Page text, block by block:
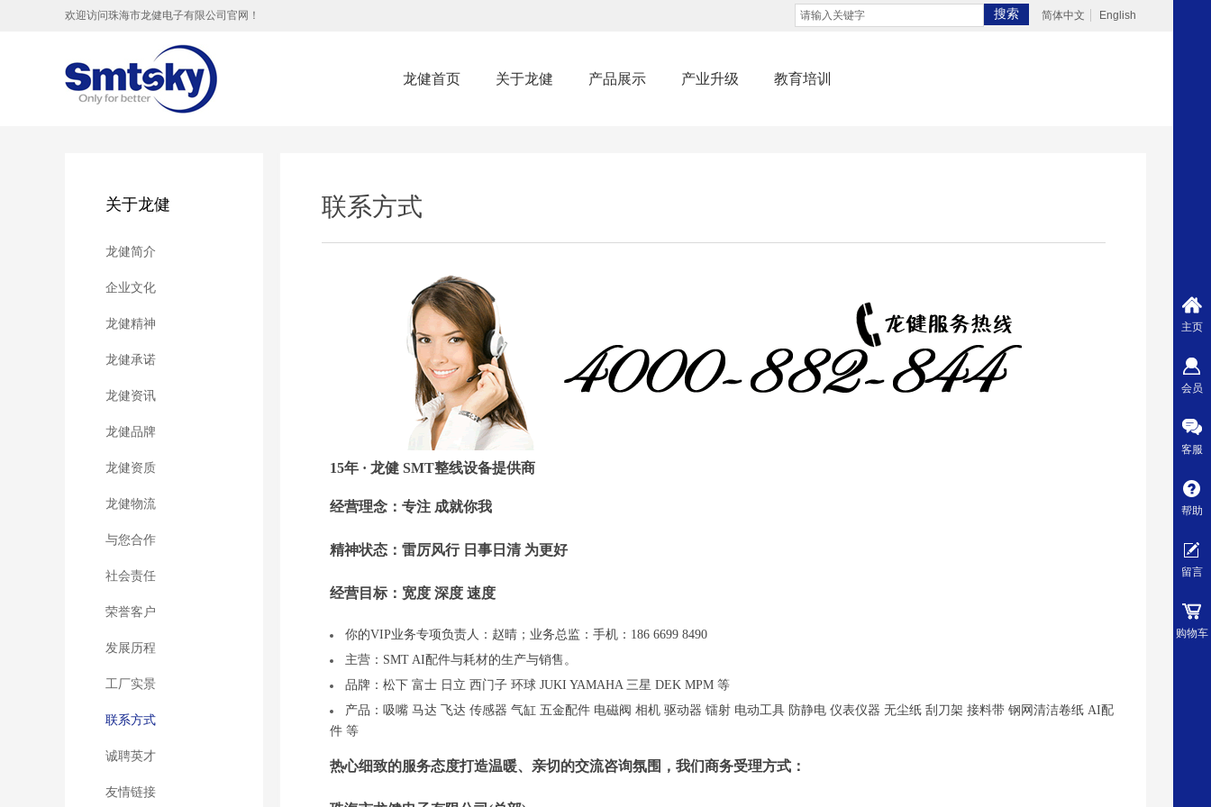
欢迎访问珠海市龙健电子有限公司官网！ 简体中文 English
龙健首页 关于龙健 产品展示 产业升级 教育培训
搜索
龙健简介
企业文化
龙健精神
龙健承诺
龙健资讯
龙健品牌
龙健资质
龙健物流
与您合作
社会责任
荣誉客户
发展历程
工厂实景
联系方式
诚聘英才
友情链接
关于龙健 联系方式
15年 · 龙健 SMT整线设备提供商
经营理念：专注 成就你我
精神状态：雷厉风行 日事日清 为更好
经营目标：宽度 深度 速度
你的VIP业务专项负责人：赵晴；业务总监：手机：186 6699 8490
主营：SMT AI配件与耗材的生产与销售。
品牌：松下 富士 日立 西门子 环球 JUKI YAMAHA 三星 DEK MPM 等
产品：吸嘴 马达 飞达 传感器 气缸 五金配件 电磁阀 相机 驱动器 镭射 电动工具 防静电 仪表仪器 无尘纸 刮刀架 接料带 钢网清洁卷纸 AI配
件 等
热心细致的服务态度打造温暖、亲切的交流咨询氛围，我们商务受理方式：
主页
会员
客服
帮助
留言
购物车